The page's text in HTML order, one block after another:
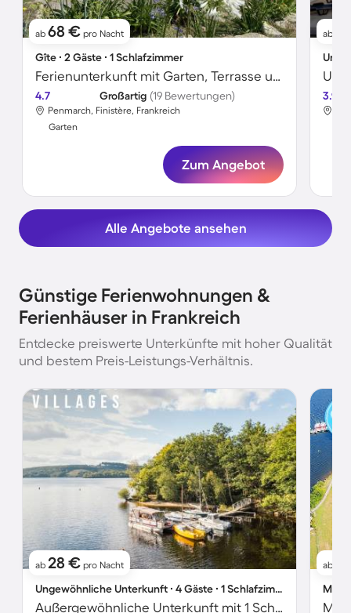
ab 68 € pro Nacht
Gîte ∙ 2 Gäste ∙ 1 Schlafzimmer
Ferienunterkunft mit Garten, Terrasse und Grill
4.7 Großartig (19 Bewertungen)
Penmarch, Finistère, Frankreich
Garten
Zum Angebot
ab
3.9
Alle Angebote ansehen
Günstige Ferienwohnungen &
Ferienhäuser in Frankreich
Entdecke preiswerte Unterkünfte mit hoher Qualität
und bestem Preis-Leistungs-Verhältnis.
ab 28 € pro Nacht
Ungewöhnliche Unterkunft ∙ 4 Gäste ∙ 1 Schlafzimmer
Außergewöhnliche Unterkunft mit 1 Schlafzimmer für 4 Personen
ab